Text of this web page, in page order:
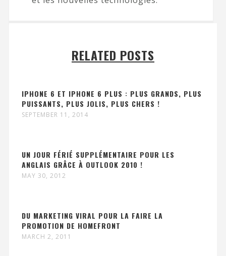
RELATED POSTS
IPHONE 6 ET IPHONE 6 PLUS : PLUS GRANDS, PLUS
PUISSANTS, PLUS JOLIS, PLUS CHERS !
SEPTEMBER 11, 2014
UN JOUR FÉRIÉ SUPPLÉMENTAIRE POUR LES
ANGLAIS GRÂCE À OUTLOOK 2010 !
MAY 30, 2012
DU MARKETING VIRAL POUR LA FAIRE LA
PROMOTION DE HOMEFRONT
MARCH 2, 2011